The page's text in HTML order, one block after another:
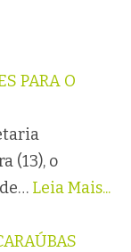
PARA O
(13), o
Leia Mais...